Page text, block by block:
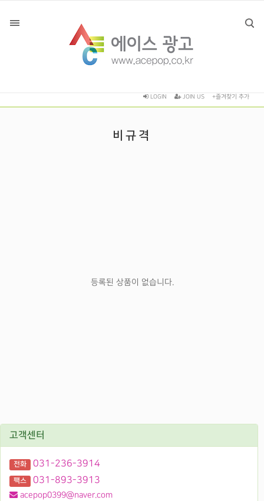
LOGIN JOIN US +즐겨찾기 추가
비규격
등록된 상품이 없습니다.
고객센터
전화 031-236-3914
팩스 031-893-3913
acepop0399@naver.com